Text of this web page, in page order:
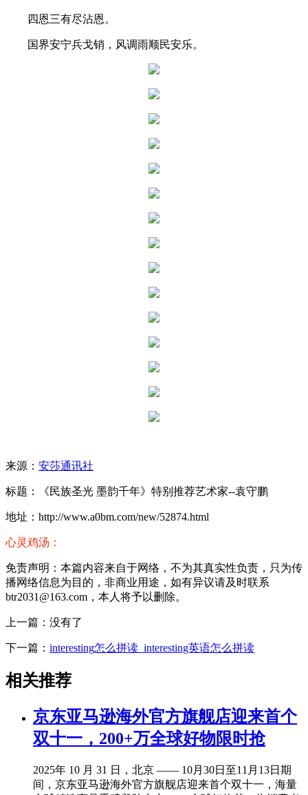
四恩三有尽沾恩。
国界安宁兵戈销，风调雨顺民安乐。
来源： 安莎通讯社
标题：《民族圣光 墨韵千年》特别推荐艺术家--袁守鹏
地址：http://www.a0bm.com/new/52874.html
心灵鸡汤：
免责声明：本篇内容来自于网络，不为其真实性负责，只为传
播网络信息为目的，非商业用途，如有异议请及时联系
btr2031@163.com，本人将予以删除。
上一篇：没有了
下一篇： interesting怎么拼读_interesting英语怎么拼读
相关推荐
京东亚马逊海外官方旗舰店迎来首个
双十一，200+万全球好物限时抢
2025年 10 月 31 日，北京 —— 10月30日至11月13日期
间，京东亚马逊海外官方旗舰店迎来首个双十一，海量